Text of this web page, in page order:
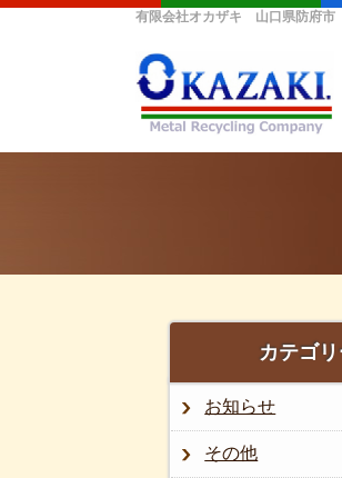
有限会社オカザキ 山口県防府
カテゴ
お知らせ
その他